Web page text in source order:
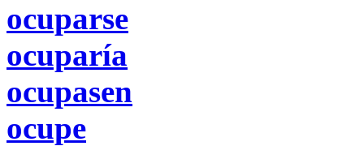
ocuparse
ocuparía
ocupasen
ocupe